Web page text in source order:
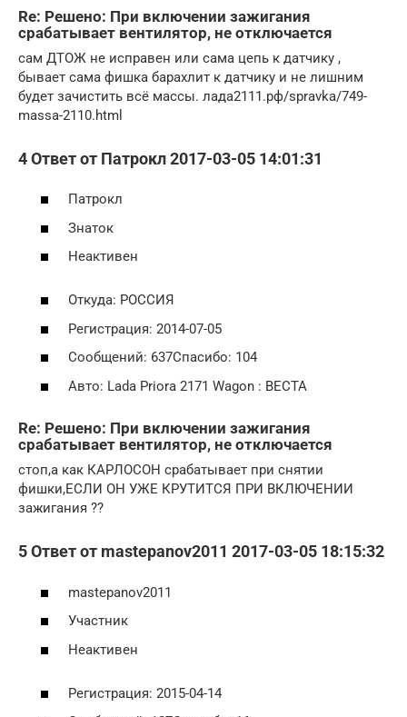
Re: Решено: При включении зажигания
срабатывает вентилятор, не отключается
сам ДТОЖ не исправен или сама цепь к датчику ,
бывает сама фишка барахлит к датчику и не лишним
будет зачистить всё массы. лада2111.рф/spravka/749-
massa-2110.html
4 Ответ от Патрокл 2017-03-05 14:01:31
Патрокл
Знаток
Неактивен
Откуда: РОССИЯ
Регистрация: 2014-07-05
Сообщений: 637Спасибо: 104
Авто: Lada Priora 2171 Wagon : ВЕСТА
Re: Решено: При включении зажигания
срабатывает вентилятор, не отключается
стоп,а как КАРЛОСОН срабатывает при снятии
фишки,ЕСЛИ ОН УЖЕ КРУТИТСЯ ПРИ ВКЛЮЧЕНИИ
зажигания ??
5 Ответ от mastepanov2011 2017-03-05 18:15:32
mastepanov2011
Участник
Неактивен
Регистрация: 2015-04-14